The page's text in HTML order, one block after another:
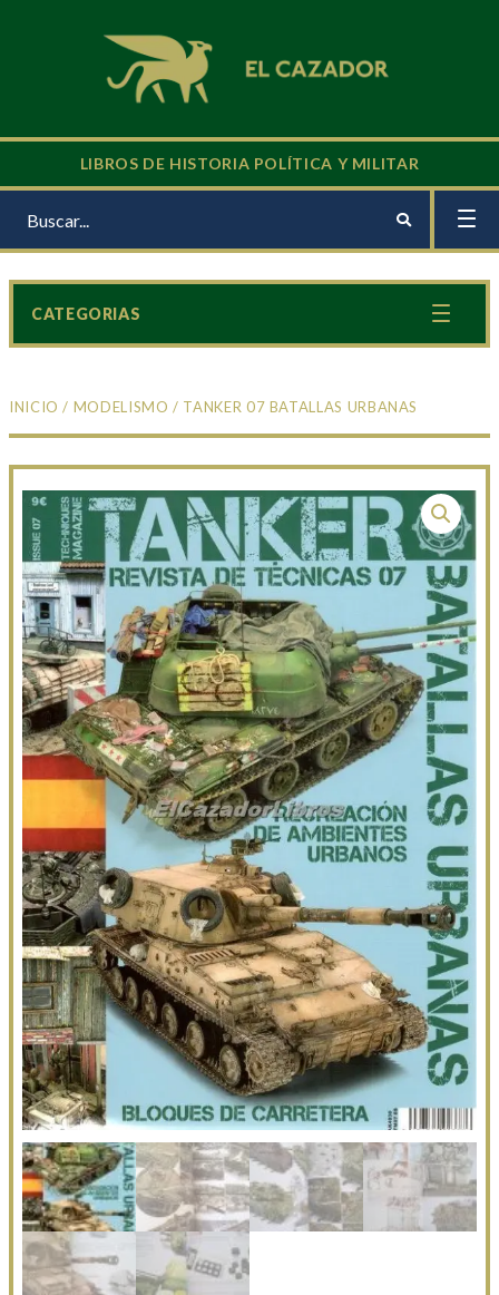
LIBROS DE HISTORIA POLÍTICA Y MILITAR
INICIO / MODELISMO / TANKER 07 BATALLAS URBANAS
CATEGORIAS